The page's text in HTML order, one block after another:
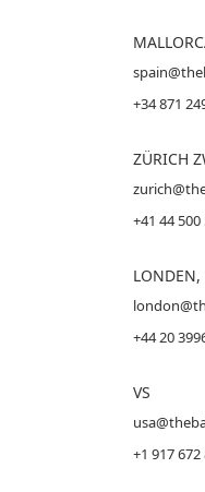
+34 871
ZÜRICH
+41 44 500
LONDEN,
+44 20
VS
+1 917 672